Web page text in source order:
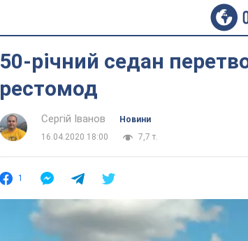
50-річний седан
рестомод
Сергій Іванов
Новини
16.04.2020 18:00
7,7 т.
1